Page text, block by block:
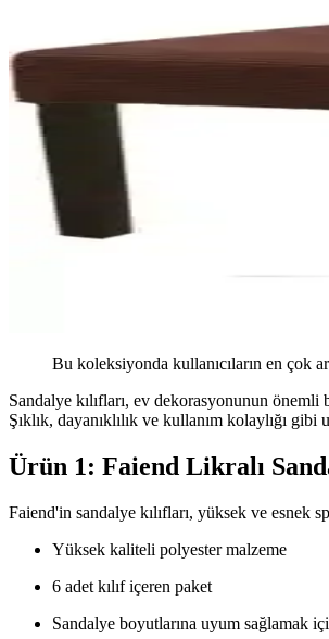
Bu koleksiyonda kullanıcıların en çok
Sandalye kılıfları, ev dekorasyonunun önemli
Şıklık, dayanıklılık ve kullanım kolaylığı
Ürün 1: Faiend Likralı
Faiend'in sandalye kılıfları, yüksek ve esnek
Yüksek kaliteli polyester malzeme
6 adet kılıf içeren paket
Sandalye boyutlarına uyum sağlamak